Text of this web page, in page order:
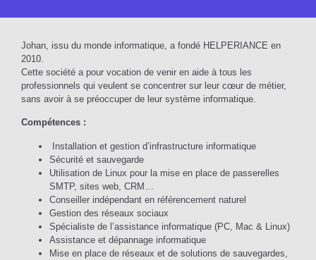
Johan, issu du monde informatique, a fondé HELPERIANCE en
2010.
Cette société a pour vocation de venir en aide à tous les
professionnels qui veulent se concentrer sur leur cœur de métier,
sans avoir à se préoccuper de leur système informatique.
Compétences :
Installation et gestion d’infrastructure informatique
Sécurité et sauvegarde
Utilisation de Linux pour la mise en place de passerelles
SMTP, sites web, CRM…
Conseiller indépendant en référencement naturel
Gestion des réseaux sociaux
Spécialiste de l’assistance informatique (PC, Mac & Linux)
Assistance et dépannage informatique
Mise en place de réseaux et de solutions de sauvegardes,